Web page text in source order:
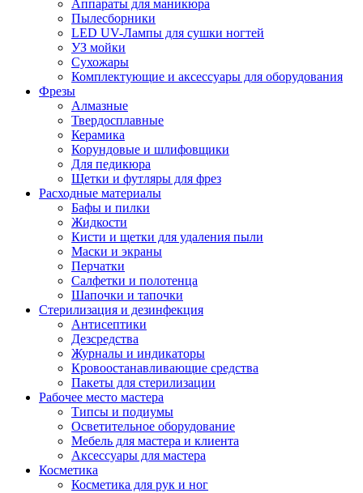
Аппараты для маникюра
Пылесборники
LED UV-Лампы для сушки ногтей
УЗ мойки
Сухожары
Комплектующие и аксессуары для оборудования
Фрезы
Алмазные
Твердосплавные
Керамика
Корундовые и шлифовщики
Для педикюра
Щетки и футляры для фрез
Расходные материалы
Бафы и пилки
Жидкости
Кисти и щетки для удаления пыли
Маски и экраны
Перчатки
Салфетки и полотенца
Шапочки и тапочки
Стерилизация и дезинфекция
Антисептики
Дезсредства
Журналы и индикаторы
Кровоостанавливающие средства
Пакеты для стерилизации
Рабочее место мастера
Типсы и подиумы
Осветительное оборудование
Мебель для мастера и клиента
Аксессуары для мастера
Косметика
Косметика для рук и ног